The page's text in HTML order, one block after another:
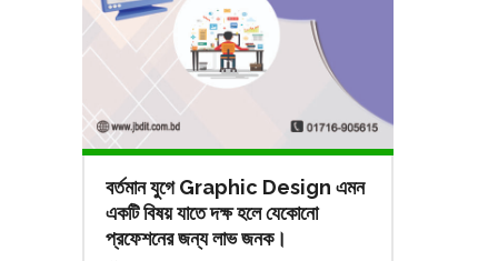
বর্তমান যুগে Graphic Design এমন
একটি বিষয় যাতে দক্ষ হলে যেকোনো
প্রফেশনের জন্য লাভ জনক।